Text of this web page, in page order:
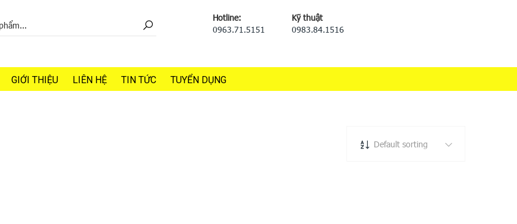
Hotline:
0963.71.5151
Kỹ thuật
0983.84.1516
GIỚI THIỆU LIÊN HỆ TIN TỨC TUYỂN DỤNG
Default sorting